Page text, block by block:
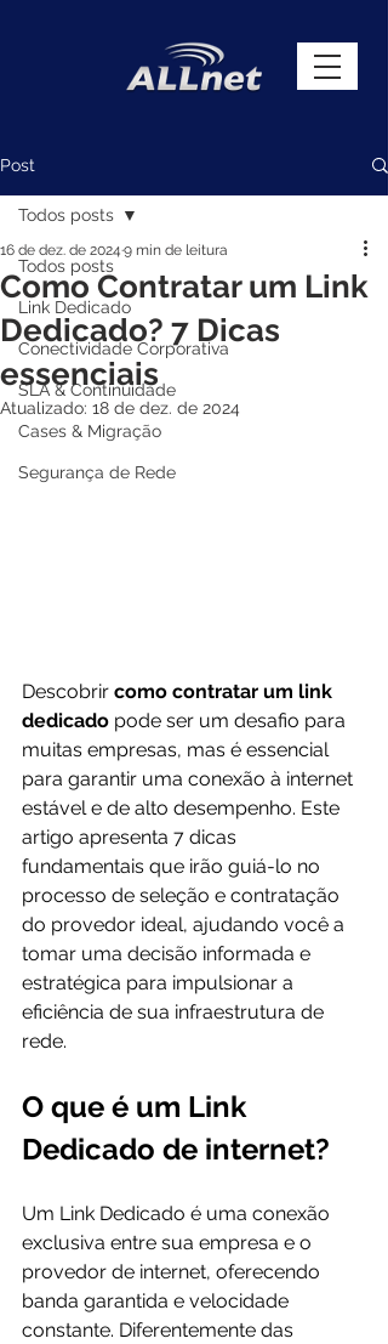
Post
Todos posts
Link Dedicado
Conectividade Corporativa
SLA & Continuidade
Cases & Migração
Segurança de Rede
Todos posts
Como Contratar um Link
Dedicado? 7 Dicas
essenciais
16 de dez. de 2024 9 min de leitura
Atualizado: 18 de dez. de 2024
Descobrir como contratar um link
dedicado pode ser um desafio para
muitas empresas, mas é essencial
para garantir uma conexão à internet
estável e de alto desempenho. Este
artigo apresenta 7 dicas
fundamentais que irão guiá-lo no
processo de seleção e contratação
do provedor ideal, ajudando você a
tomar uma decisão informada e
estratégica para impulsionar a
eficiência de sua infraestrutura de
rede.
O que é um Link
Dedicado de internet?
Um Link Dedicado é uma conexão
exclusiva entre sua empresa e o
provedor de internet, oferecendo
banda garantida e velocidade
constante. Diferentemente das